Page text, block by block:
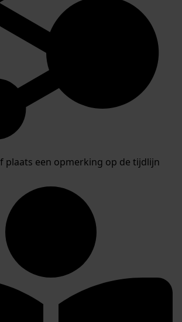
plaats een opmerking op de tijdlijn